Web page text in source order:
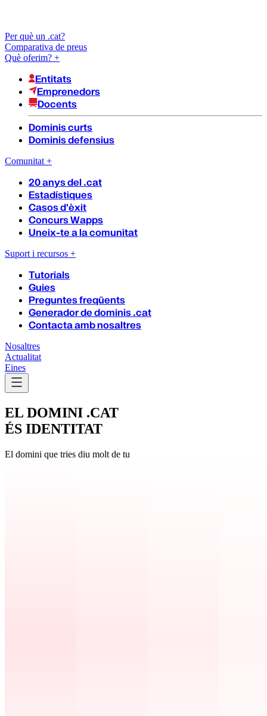
Per què un .cat?
Comparativa de preus
Què oferim? +
Entitats
Emprenedors
Docents
Dominis curts
Dominis defensius
Comunitat +
20 anys del .cat
Estadístiques
Casos d'èxit
Concurs Wapps
Uneix-te a la comunitat
Suport i recursos +
Tutorials
Guies
Preguntes freqüents
Generador de dominis .cat
Contacta amb nosaltres
Nosaltres
Actualitat
Eines
EL DOMINI .CAT
ÉS IDENTITAT
El domini que tries diu molt de tu